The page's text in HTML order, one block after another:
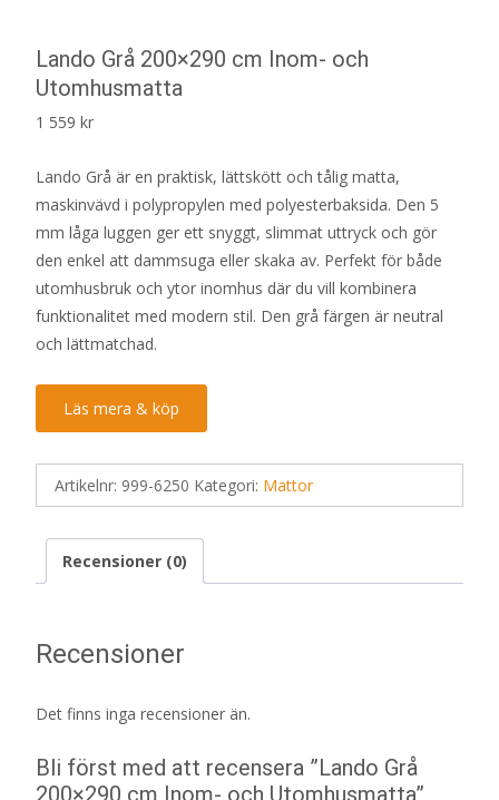
Lando Grå 200×290 cm Inom- och
Utomhusmatta
1 559 kr
Lando Grå är en praktisk, lättskött och tålig matta,
maskinvävd i polypropylen med polyesterbaksida. Den 5
mm låga luggen ger ett snyggt, slimmat uttryck och gör
den enkel att dammsuga eller skaka av. Perfekt för både
utomhusbruk och ytor inomhus där du vill kombinera
funktionalitet med modern stil. Den grå färgen är neutral
och lättmatchad.
Läs mera & köp
Artikelnr: 999-6250 Kategori: Mattor
Recensioner (0)
Recensioner
Det finns inga recensioner än.
Bli först med att recensera ”Lando Grå
200×290 cm Inom- och Utomhusmatta”